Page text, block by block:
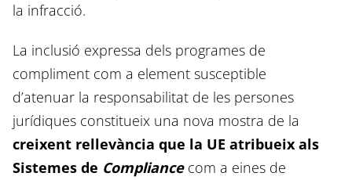
la infracció.
La inclusió expressa dels programes de
compliment com a element susceptible
d’atenuar la responsabilitat de les persones
jurídiques constitueix una nova mostra de la
creixent rellevància que la UE atribueix als
Sistemes de Compliancecom a eines de